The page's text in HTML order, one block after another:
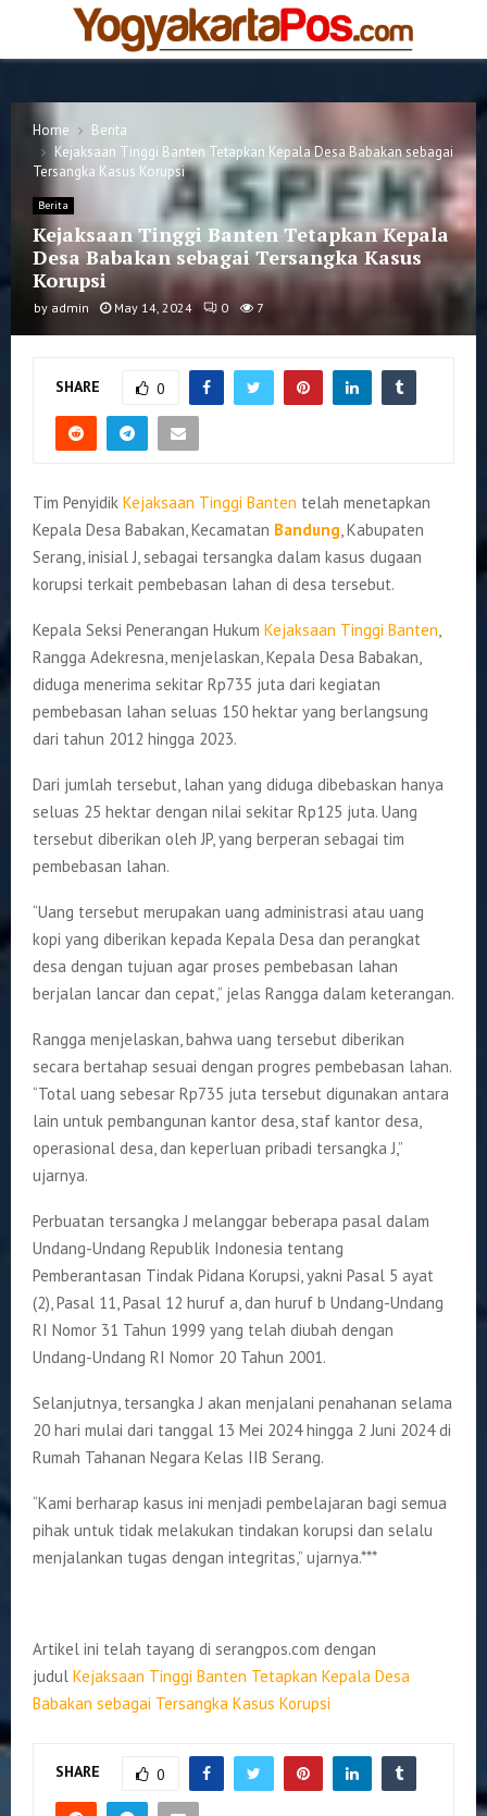
PRIMARY
Home
Berita
Kejaksaan Tinggi Banten Tetapkan Kepala Desa Babakan sebagai
Tersangka Kasus Korupsi
Berita
Kejaksaan Tinggi Banten Tetapkan Kepala
Desa Babakan sebagai Tersangka Kasus
Korupsi
by admin May 14, 2024 0 7
SHARE 0
Tim Penyidik Kejaksaan Tinggi Banten telah menetapkan
Kepala Desa Babakan, Kecamatan Bandung , Kabupaten
Serang, inisial J, sebagai tersangka dalam kasus dugaan
korupsi terkait pembebasan lahan di desa tersebut.
Kepala Seksi Penerangan Hukum Kejaksaan Tinggi Banten
Rangga Adekresna, menjelaskan, Kepala Desa Babakan,
diduga menerima sekitar Rp735 juta dari kegiatan
pembebasan lahan seluas 150 hektar yang berlangsung
dari tahun 2012 hingga 2023.
Dari jumlah tersebut, lahan yang diduga dibebaskan hanya
seluas 25 hektar dengan nilai sekitar Rp125 juta. Uang
tersebut diberikan oleh JP, yang berperan sebagai tim
pembebasan lahan.
“Uang tersebut merupakan uang administrasi atau uang
kopi yang diberikan kepada Kepala Desa dan perangkat
desa dengan tujuan agar proses pembebasan lahan
berjalan lancar dan cepat,” jelas Rangga dalam keterangan.
Rangga menjelaskan, bahwa uang tersebut diberikan
secara bertahap sesuai dengan progres pembebasan lahan.
“Total uang sebesar Rp735 juta tersebut digunakan antara
lain untuk pembangunan kantor desa, staf kantor desa,
operasional desa, dan keperluan pribadi tersangka J,”
ujarnya.
Perbuatan tersangka J melanggar beberapa pasal dalam
Undang-Undang Republik Indonesia tentang
Pemberantasan Tindak Pidana Korupsi, yakni Pasal 5 ayat
(2), Pasal 11, Pasal 12 huruf a, dan huruf b Undang-Undang
RI Nomor 31 Tahun 1999 yang telah diubah dengan
Undang-Undang RI Nomor 20 Tahun 2001.
Selanjutnya, tersangka J akan menjalani penahanan selama
20 hari mulai dari tanggal 13 Mei 2024 hingga 2 Juni 2024 di
Rumah Tahanan Negara Kelas IIB Serang.
“Kami berharap kasus ini menjadi pembelajaran bagi semua
pihak untuk tidak melakukan tindakan korupsi dan selalu
menjalankan tugas dengan integritas,” ujarnya.***
Artikel ini telah tayang di serangpos.com dengan
judul Kejaksaan Tinggi Banten Tetapkan Kepala Desa
Babakan sebagai Tersangka Kasus Korupsi
SHARE 0